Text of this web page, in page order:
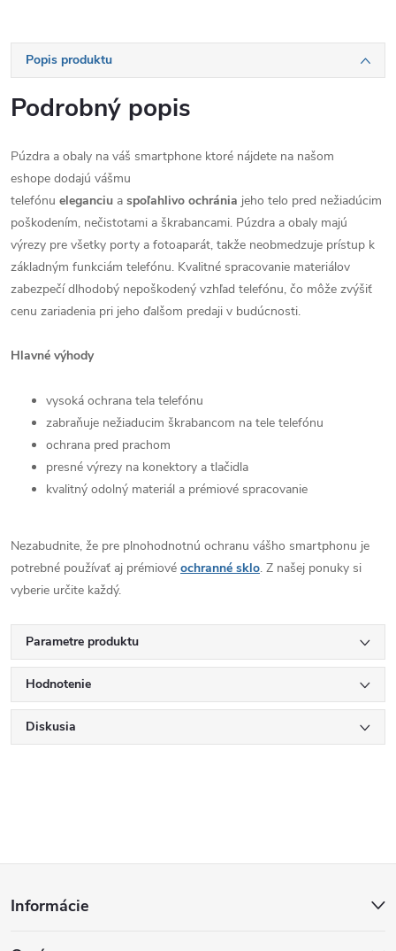
Popis produktu
Podrobný popis
Púzdra a obaly na váš smartphone ktoré nájdete na našom
eshope dodajú vášmu
telefónu eleganciu a spoľahlivo ochránia jeho telo pred nežiadúcim
poškodením, nečistotami a škrabancami. Púzdra a obaly majú
výrezy pre všetky porty a fotoaparát, takže neobmedzuje prístup k
základným funkciám telefónu. Kvalitné spracovanie materiálov
zabezpečí dlhodobý nepoškodený vzhľad telefónu, čo môže zvýšiť
cenu zariadenia pri jeho ďalšom predaji v budúcnosti.
Hlavné výhody
vysoká ochrana tela telefónu
zabraňuje nežiaducim škrabancom na tele telefónu
ochrana pred prachom
presné výrezy na konektory a tlačidla
kvalitný odolný materiál a prémiové spracovanie
Nezabudnite, že pre plnohodnotnú ochranu vášho smartphonu je
potrebné používať aj prémiové ochranné sklo. Z našej ponuky si
vyberie určite každý.
Parametre produktu
Hodnotenie
Diskusia
Informácie